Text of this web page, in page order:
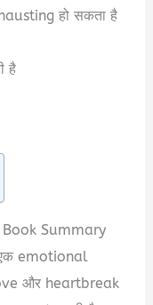
हो सकता है
है
Summary
emotional
और heartbreak